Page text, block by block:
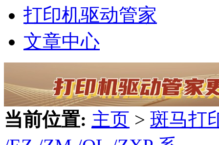
打印机驱动管家
文章中心
当前位置: 主页 > 斑马打